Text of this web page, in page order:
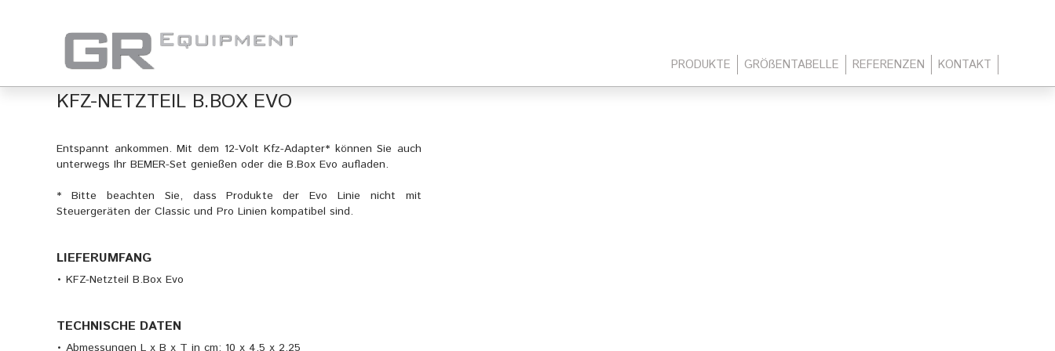
PRODUKTE GRÖßENTABELLE REFERENZEN KONTAKT
KFZ-NETZTEIL B.BOX EVO
Entspannt ankommen. Mit dem 12-Volt Kfz-Adapter* können Sie auch
unterwegs Ihr BEMER-Set genießen oder die B.Box Evo aufladen.
* Bitte beachten Sie, dass Produkte der Evo Linie nicht mit
Steuergeräten der Classic und Pro Linien kompatibel sind.
LIEFERUMFANG
• KFZ-Netzteil B.Box Evo
TECHNISCHE DATEN
• Abmessungen L x B x T in cm: 10 x 4,5 x 2,25